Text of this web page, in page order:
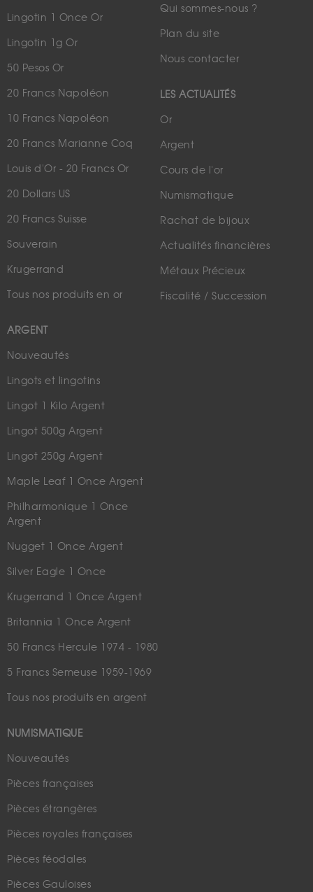
Lingotin 1 Once Or
Lingotin 1g Or
50 Pesos Or
20 Francs Napoléon
10 Francs Napoléon
20 Francs Marianne Coq
Louis d'Or - 20 Francs Or
20 Dollars US
20 Francs Suisse
Souverain
Krugerrand
Tous nos produits en or
ARGENT
Nouveautés
Lingots et lingotins
Lingot 1 Kilo Argent
Lingot 500g Argent
Lingot 250g Argent
Maple Leaf 1 Once Argent
Philharmonique 1 Once
Argent
Nugget 1 Once Argent
Silver Eagle 1 Once
Krugerrand 1 Once Argent
Britannia 1 Once Argent
50 Francs Hercule 1974 - 1980
5 Francs Semeuse 1959-1969
Tous nos produits en argent
NUMISMATIQUE
Nouveautés
Pièces françaises
Pièces étrangères
Pièces royales françaises
Pièces féodales
Pièces Gauloises
Qui sommes-nous ?
Plan du site
Nous contacter
LES ACTUALITÉS
Or
Argent
Cours de l'or
Numismatique
Rachat de bijoux
Actualités financières
Métaux Précieux
Fiscalité / Succession